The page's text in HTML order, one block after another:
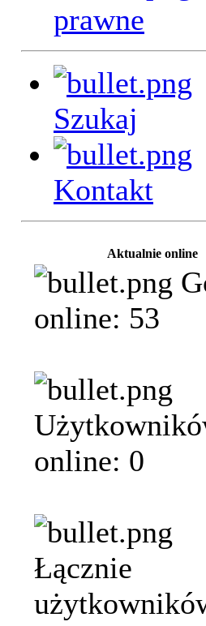
prawne
Szukaj
Kontakt
Aktualnie online
online: 53
online: 0
Łącznie